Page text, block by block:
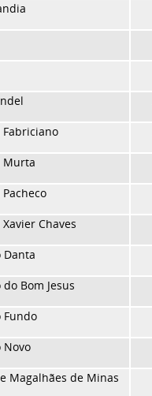
Fabriciano
Murta
Chaves
Danta
Bom Jesus
Fundo
Novo
Magalhães de Minas